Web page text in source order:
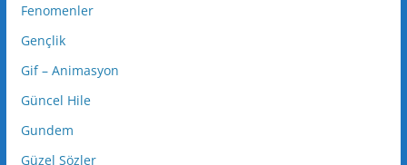
Fenomenler
Gençlik
Gif – Animasyon
Güncel Hile
Gundem
Güzel Sözler